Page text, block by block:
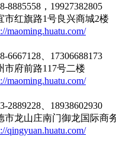
8885558，19927382805
市红旗路1号良兴商城2楼
maoming.huatu.com/
6667128、17306688173
市府前路117号二楼
maoming.huatu.com/
2889228、18938602930
市龙山庄南门御龙国际商
qingyuan.huatu.com/